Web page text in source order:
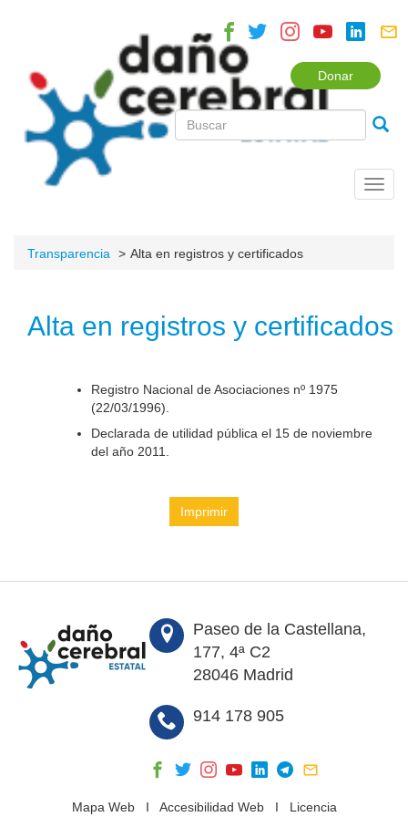
Donar
Transparencia Alta en registros y certificados
Alta en registros y certificados
Registro Nacional de Asociaciones nº 1975
(22/03/1996).
Declarada de utilidad pública el 15 de noviembre
del año 2011.
Imprimir
Paseo de la Castellana,
177, 4ª C2
28046 Madrid
914 178 905
Mapa WebI Accesibilidad WebI Licencia